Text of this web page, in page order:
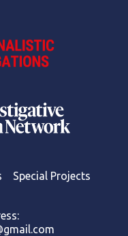
Special Projects